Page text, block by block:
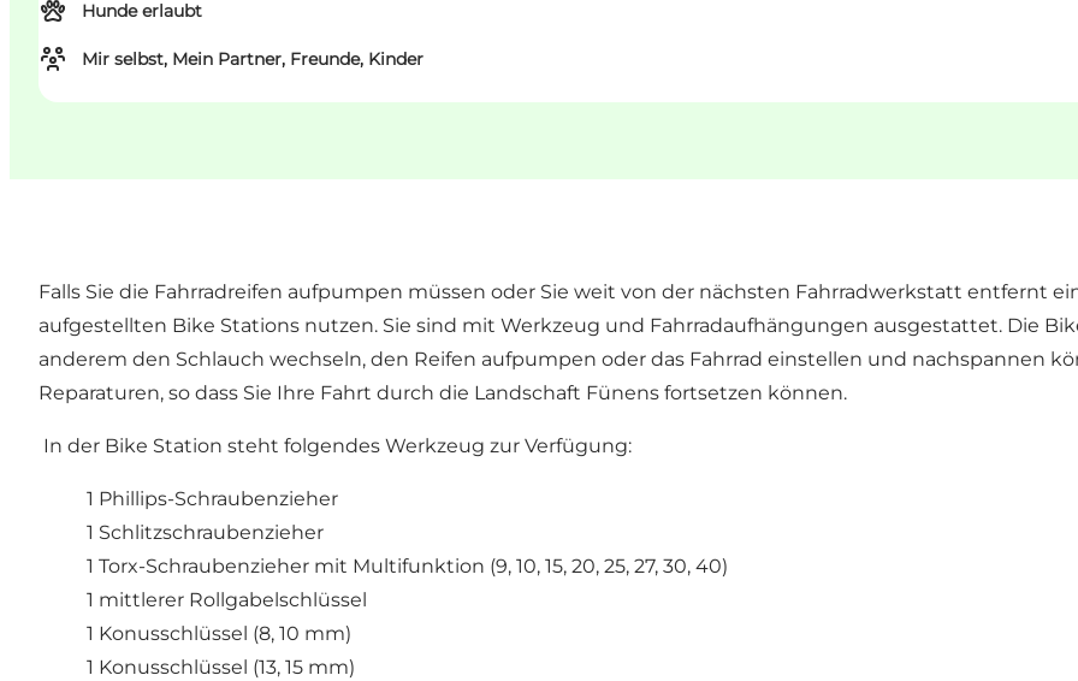
Hunde erlaubt
Mir selbst, Mein Partner, Freunde, Kinder
Falls Sie die Fahrradreifen aufpumpen müssen oder Sie weit von der nächsten Fahrradwerkstatt entfernt
aufgestellten Bike Stations nutzen. Sie sind mit Werkzeug und Fahrradaufhängungen ausgestattet. Die
anderem den Schlauch wechseln, den Reifen aufpumpen oder das Fahrrad einstellen und nachspannen
Reparaturen, so dass Sie Ihre Fahrt durch die Landschaft Fünens fortsetzen können.
In der Bike Station steht folgendes Werkzeug zur Verfügung:
1 Phillips-Schraubenzieher
1 Schlitzschraubenzieher
1 Torx-Schraubenzieher mit Multifunktion (9, 10, 15, 20, 25, 27, 30, 40)
1 mittlerer Rollgabelschlüssel
1 Konusschlüssel (8, 10 mm)
1 Konusschlüssel (13, 15 mm)